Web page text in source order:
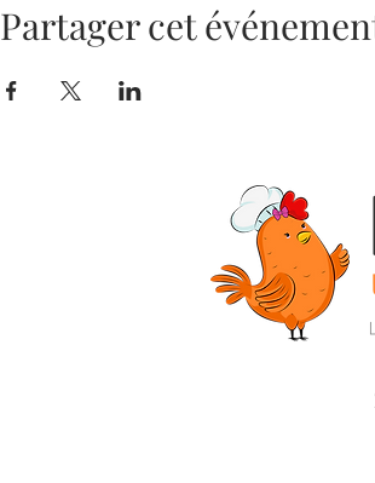
Partager cet